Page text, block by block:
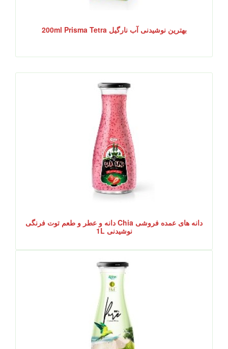
بهترین نوشیدنی آب نارگیل 200ml Prisma Tetra
دانه های عمده فروشی Chia دانه و عطر و طعم توت فرنگی
نوشیدنی 1L